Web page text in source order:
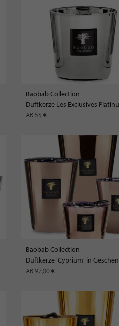
Baobab Collection
Duftkerze Les Exclusives
AB 55 €
Baobab Collection
Duftkerze 'Cyprium' in
AB 97,00 €